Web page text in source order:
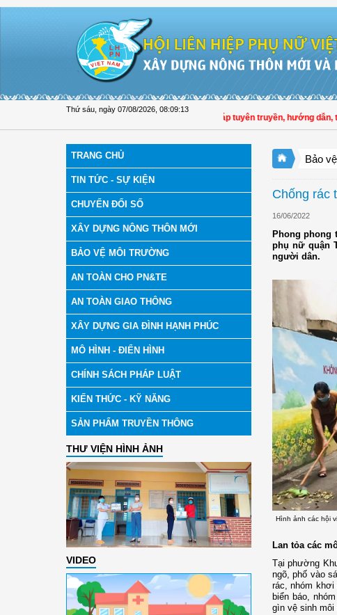
Thứ sáu, ngày 07/08/2026 08:09:14
Hội LHPN tỉnh Đồng Tháp tuyên truyền, hướng dẫn, triển
TRANG CHỦ
TIN TỨC - SỰ KIỆN
CHUYỂN ĐỔI SỐ
XÂY DỰNG NÔNG THÔN MỚI
BẢO VỆ MÔI TRƯỜNG
AN TOÀN CHO PN&TE
AN TOÀN GIAO THÔNG
XÂY DỰNG GIA ĐÌNH HẠNH PHÚC
MÔ HÌNH - ĐIỂN HÌNH
CHÍNH SÁCH PHÁP LUẬT
KIẾN THỨC - KỸ NĂNG
SẢN PHẨM TRUYỀN THÔNG
THƯ VIỆN HÌNH ẢNH
VIDEO
Bảo
Chống rác
16/06/2022
Phong phong
phụ nữ quận
người dân.
Hình ảnh các hội
Lan tỏa các
Tại phường
ngõ, phố vào
rác, nhóm khơi
biển báo,
gìn vệ sinh